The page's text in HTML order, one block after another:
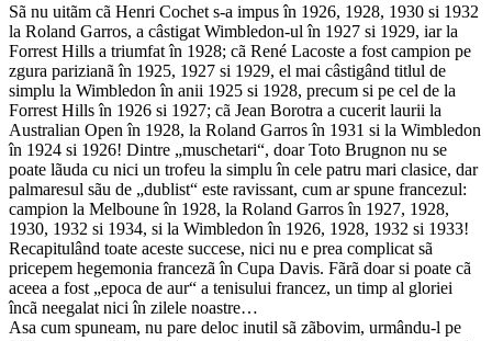
Sã nu uitãm cã Henri Cochet s-a impus în 1926, 1928, 1930 si 1932
la Roland Garros, a câstigat Wimbledon-ul în 1927 si 1929, iar la
Forrest Hills a triumfat în 1928; cã René Lacoste a fost campion pe
zgura parizianã în 1925, 1927 si 1929, el mai câstigând titlul de
simplu la Wimbledon în anii 1925 si 1928, precum si pe cel de la
Forrest Hills în 1926 si 1927; cã Jean Borotra a cucerit laurii la
Australian Open în 1928, la Roland Garros în 1931 si la Wimbledon
în 1924 si 1926! Dintre „muschetari“, doar Toto Brugnon nu se
poate lãuda cu nici un trofeu la simplu în cele patru mari clasice, dar
palmaresul sãu de „dublist“ este ravissant, cum ar spune francezul:
campion la Melboune în 1928, la Roland Garros în 1927, 1928,
1930, 1932 si 1934, si la Wimbledon în 1926, 1928, 1932 si 1933!
Recapitulând toate aceste succese, nici nu e prea complicat sã
pricepem hegemonia francezã în Cupa Davis. Fãrã doar si poate cã
aceea a fost „epoca de aur“ a tenisului francez, un timp al gloriei
încã neegalat nici în zilele noastre…
Asa cum spuneam, nu pare deloc inutil sã zãbovim, urmându-l pe